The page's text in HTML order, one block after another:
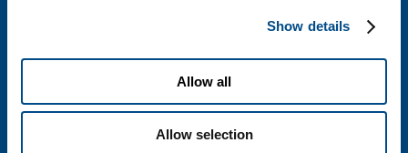
Show details
Allow all
Allow selection
Italiano